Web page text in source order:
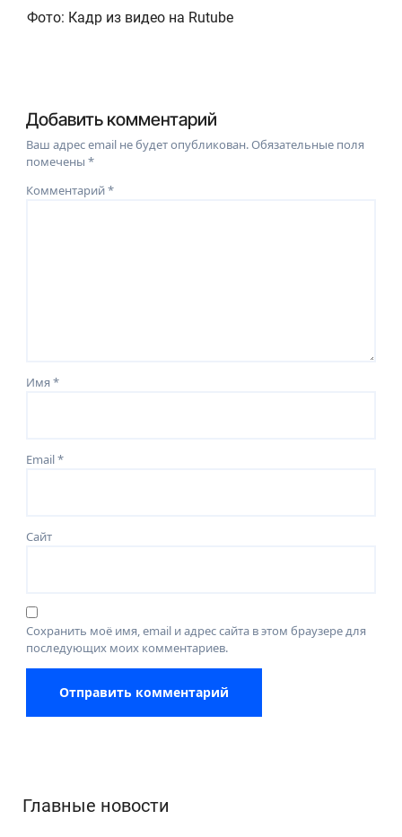
Фото: Кадр из видео на Rutube
Добавить комментарий
Ваш адрес email не будет опубликован.Обязательные поля
помечены*
Комментарий*
Имя*
Email*
Сайт
Сохранить моё имя, email и адрес сайта в этом браузере для
последующих моих комментариев.
Главные новости